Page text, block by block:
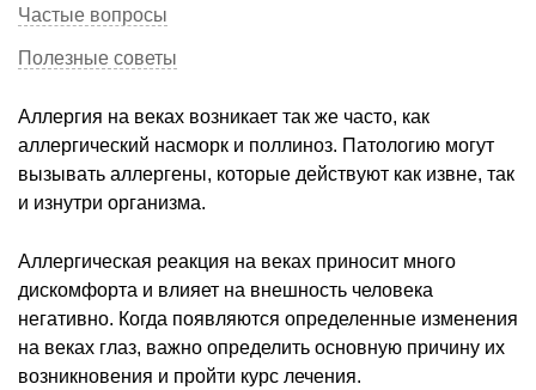
Частые вопросы
Полезные советы
Аллергия на веках возникает так же часто, как
аллергический насморк и поллиноз. Патологию могут
вызывать аллергены, которые действуют как извне, так
и изнутри организма.
Аллергическая реакция на веках приносит много
дискомфорта и влияет на внешность человека
негативно. Когда появляются определенные изменения
на веках глаз, важно определить основную причину их
возникновения и пройти курс лечения.